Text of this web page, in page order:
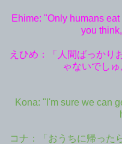
Ehime: "Only humans
you
えひめ：「人間ばっかり
ゃないでしゅ
Kona: "I'm sure we can
コナ：「おうちに帰った